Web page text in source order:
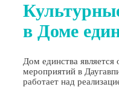
в Доме
Дом единства является
мероприятий в
работает над